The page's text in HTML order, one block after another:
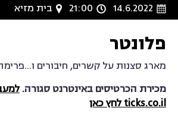
14.6.2022
21:00 בית מזיא
פלונטר
מארג סצנות על קשרים, חיבורים
מכירת הכרטיסים באינטרנט סגורה.
ticks.co.il לחץ כאן